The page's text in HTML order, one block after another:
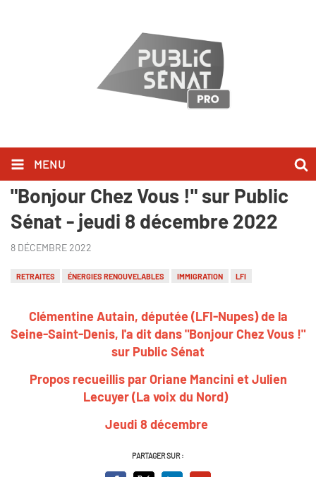
MENU
Clémentine Autain l'a dit dans
"Bonjour Chez Vous !" sur Public
Sénat - jeudi 8 décembre 2022
8 DÉCEMBRE 2022
RETRAITES ÉNERGIES RENOUVELABLES IMMIGRATION LFI
Clémentine Autain, députée (LFI-Nupes) de la
Seine-Saint-Denis, l'a dit dans "Bonjour Chez Vous !"
sur Public Sénat
Propos recueillis par Oriane Mancini et Julien
Lecuyer (La voix du Nord)
Jeudi 8 décembre
PARTAGER SUR :